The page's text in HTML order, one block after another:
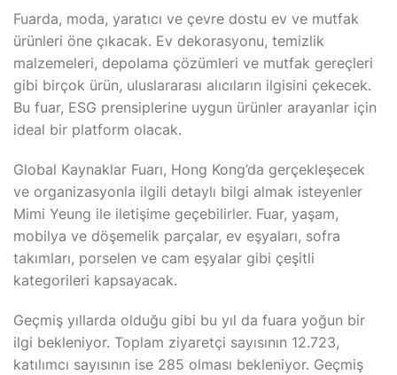
Fuarda, moda, yaratıcı ve çevre dostu ev ve mutfak
ürünleri öne çıkacak. Ev dekorasyonu, temizlik
malzemeleri, depolama çözümleri ve mutfak gereçleri
gibi birçok ürün, uluslararası alıcıların ilgisini çekecek.
Bu fuar, ESG prensiplerine uygun ürünler arayanlar için
ideal bir platform olacak.
Global Kaynaklar Fuarı, Hong Kong’da gerçekleşecek
ve organizasyonla ilgili detaylı bilgi almak isteyenler
Mimi Yeung ile iletişime geçebilirler. Fuar, yaşam,
mobilya ve döşemelik parçalar, ev eşyaları, sofra
takımları, porselen ve cam eşyalar gibi çeşitli
kategorileri kapsayacak.
Geçmiş yıllarda olduğu gibi bu yıl da fuara yoğun bir
ilgi bekleniyor. Toplam ziyaretçi sayısının 12.723,
katılımcı sayısının ise 285 olması bekleniyor. Geçmiş